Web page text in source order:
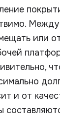
Между
или
и от